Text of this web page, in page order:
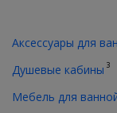
Аксессуары для
Душевые кабины 3
Мебель для